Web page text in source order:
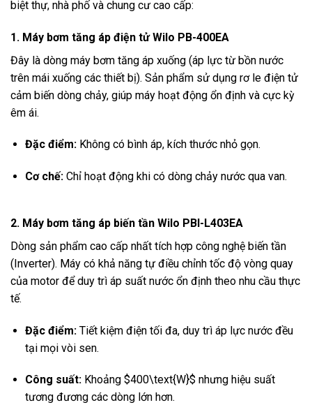
biệt thự, nhà phố và chung cư cao cấp:
1. Máy bơm tăng áp điện tử Wilo PB-400EA
Đây là dòng máy bơm tăng áp xuống (áp lực từ bồn nước
trên mái xuống các thiết bị). Sản phẩm sử dụng rơ le điện tử
cảm biến dòng chảy, giúp máy hoạt động ổn định và cực kỳ
êm ái.
Đặc điểm:Không có bình áp, kích thước nhỏ gọn.
Cơ chế:Chỉ hoạt động khi có dòng chảy nước qua van.
2. Máy bơm tăng áp biến tần Wilo PBI-L403EA
Dòng sản phẩm cao cấp nhất tích hợp công nghệ biến tần
(Inverter). Máy có khả năng tự điều chỉnh tốc độ vòng quay
của motor để duy trì áp suất nước ổn định theo nhu cầu thực
tế.
Đặc điểm:Tiết kiệm điện tối đa, duy trì áp lực nước đều
tại mọi vòi sen.
Công suất:Khoảng $400\text{W}$ nhưng hiệu suất
tương đương các dòng lớn hơn.